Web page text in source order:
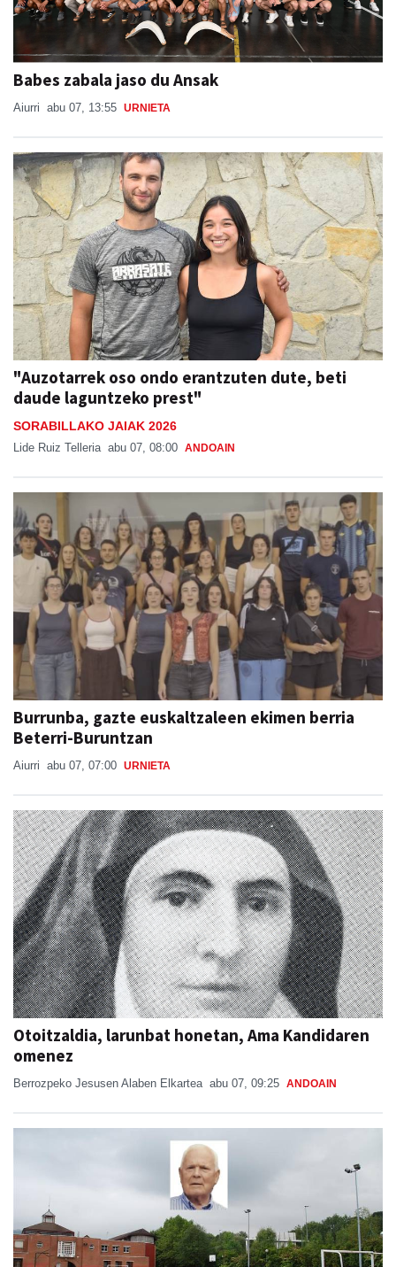
Babes zabala jaso du Ansak
Aiurri abu 07, 13:55 URNIETA
"Auzotarrek oso ondo erantzuten dute, beti
daude laguntzeko prest"
SORABILLAKO JAIAK 2026
Lide Ruiz Telleria abu 07, 08:00 ANDOAIN
Burrunba, gazte euskaltzaleen ekimen berria
Beterri-Buruntzan
Aiurri abu 07, 07:00 URNIETA
Otoitzaldia, larunbat honetan, Ama Kandidaren
omenez
Berrozpeko Jesusen Alaben Elkartea abu 07, 09:25 ANDOAIN